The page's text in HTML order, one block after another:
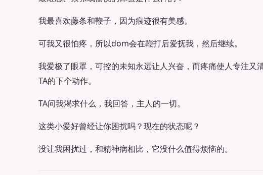
我最喜欢藤条和鞭子，因为痕迹很有美感。
可我又很怕疼，所以dom会在鞭打后爱抚我，然后继续。
我爱极了眼罩，可控的未知永远让人兴奋，而疼痛使人专注又
TA的下个动作。
TA问我渴求什么，我回答，主人的一切。
这类小爱好曾经让你困扰吗？现在的状态呢？
没让我困扰过，和精神病相比，它没什么值得烦恼的。